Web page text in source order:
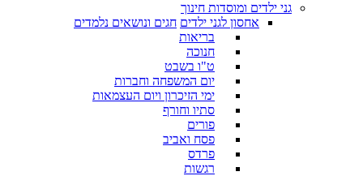
גני ילדים ומוסדות חינוך
אחסון לגני ילדים חגים ונושאים נלמדים
בריאות
חנוכה
ט"ו בשבט
יום המשפחה וחברות
ימי הזיכרון ויום העצמאות
סתיו וחורף
פורים
פסח ואביב
פרדס
רגשות